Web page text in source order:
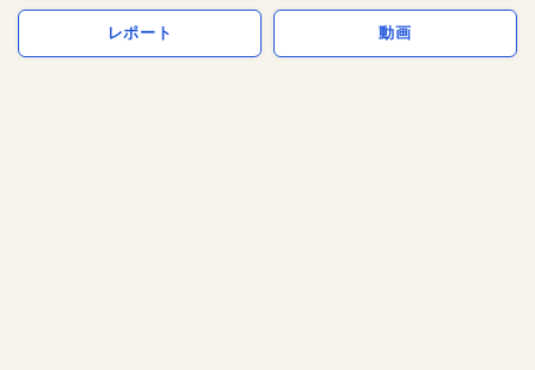
レポート 動画